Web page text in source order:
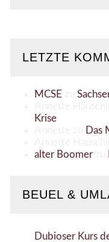
LETZTE
MCSE
Krise
Das
alter Boomerzu
BEUEL &
Dubioser Kurs